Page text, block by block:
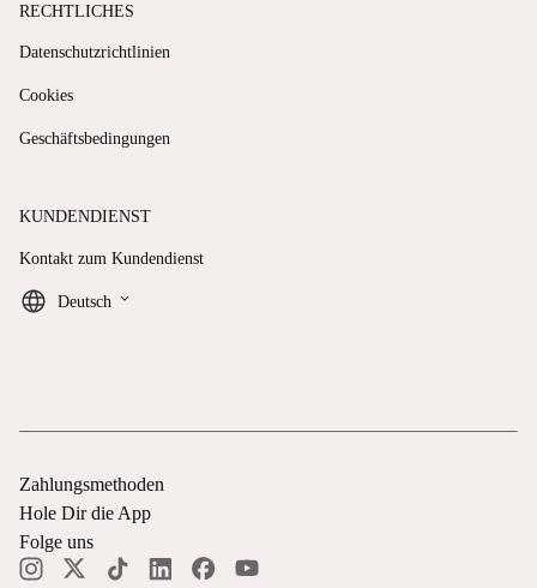
RECHTLICHES
Datenschutzrichtlinien
Cookies
Geschäftsbedingungen
KUNDENDIENST
Kontakt zum Kundendienst
Deutsch keyboard_arrow_down
Zahlungsmethoden
Hole Dir die App
Folge uns